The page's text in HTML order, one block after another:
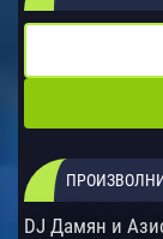
DJ Дамян и